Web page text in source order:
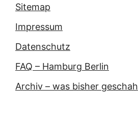
Sitemap
Impressum
Datenschutz
FAQ – Hamburg Berlin
Archiv – was bisher geschah